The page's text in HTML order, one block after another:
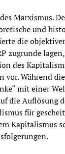
Marxismus.
und
die
zugrunde
des
vor. Während
mit einer
die Auflösung
für
Kapitalismus